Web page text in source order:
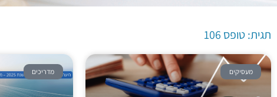
תגית: טופס 106
מעסיקים מדריכים